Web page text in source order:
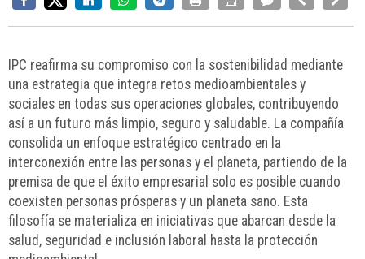
IPC reafirma su compromiso con la sostenibilidad mediante
una estrategia que integra retos medioambientales y
sociales en todas sus operaciones globales, contribuyendo
así a un futuro más limpio, seguro y saludable. La compañía
consolida un enfoque estratégico centrado en la
interconexión entre las personas y el planeta, partiendo de la
premisa de que el éxito empresarial solo es posible cuando
coexisten personas prósperas y un planeta sano. Esta
filosofía se materializa en iniciativas que abarcan desde la
salud, seguridad e inclusión laboral hasta la protección